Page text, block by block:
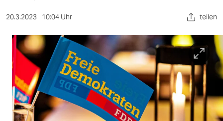
nord
wahrheit
verlag
verlag
veranstaltungen
shop
20.3.2023 10:04 Uhr teilen